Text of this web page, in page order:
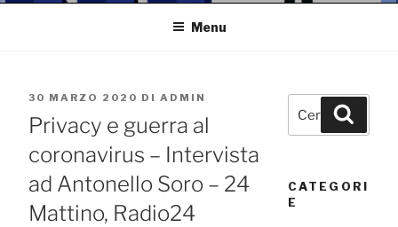
Menu
PUBBLICATO
IL
30 MARZO 2020 DI ADMIN
Privacy e guerra al
coronavirus – Intervista
ad Antonello Soro – 24
Mattino, Radio24
Cerca:
CATEGORI
E